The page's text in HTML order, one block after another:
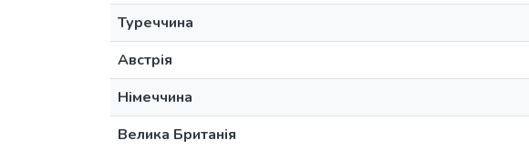
Туреччина
Австрія
Німеччина
Велика Британія